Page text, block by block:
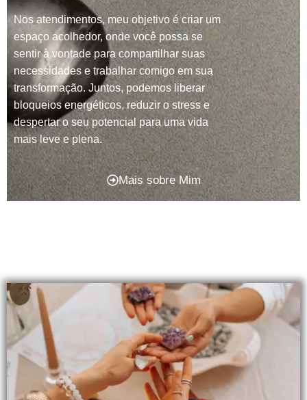
Nos atendimentos, meu objetivo é criar um
espaço acolhedor, onde você possa se
sentir à vontade para compartilhar suas
necessidades e trabalhar comigo em sua
transformação. Juntos, podemos liberar
bloqueios energéticos, reduzir o stress e
despertar o seu potencial para uma vida
mais leve e plena.
Mais sobre Mim